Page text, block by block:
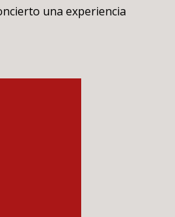
una experiencia